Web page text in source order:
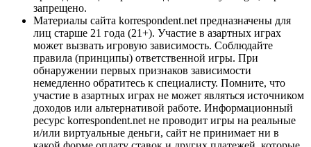
запрещено.
Материалы сайта korrespondent.net предназначены для
лиц старше 21 года (21+). Участие в азартных играх
может вызвать игровую зависимость. Соблюдайте
правила (принципы) ответственной игры. При
обнаружении первых признаков зависимости
немедленно обратитесь к специалисту. Помните, что
участие в азартных играх не может являться источником
доходов или альтернативой работе. Информационный
ресурс korrespondent.net не проводит игры на реальные
и/или виртуальные деньги, сайт не принимает ни в